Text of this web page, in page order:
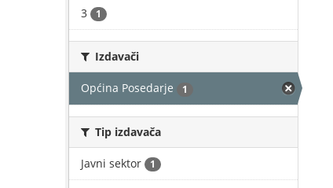
3 1
Izdavači
Općina Posedarje 1
Tip izdavača
Javni sektor 1